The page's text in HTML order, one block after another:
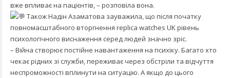
вже впливає на пацієнтів, – розповіла вона.
Також Надін Азаматова зауважила, що після початку
повномасштабного вторгнення replica watches UKрівень
психологічного виснаження серед людей значно зріс.
– Війна створює постійне навантаження на психіку. Багато хто
чекає рідних зі служби, переживає через обстріли та відчуття
неспроможності вплинути на ситуацію. А якщо до цього